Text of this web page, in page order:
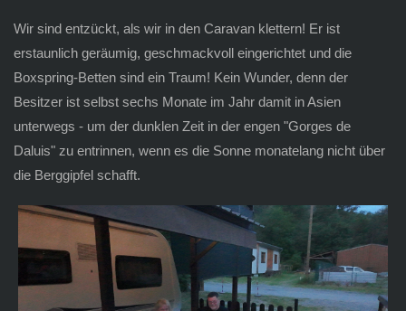
Wir sind entzückt, als wir in den Caravan klettern! Er ist
erstaunlich geräumig, geschmackvoll eingerichtet und die
Boxspring-Betten sind ein Traum! Kein Wunder, denn der
Besitzer ist selbst sechs Monate im Jahr damit in Asien
unterwegs - um der dunklen Zeit in der engen "Gorges de
Daluis" zu entrinnen, wenn es die Sonne monatelang nicht über
die Berggipfel schafft.